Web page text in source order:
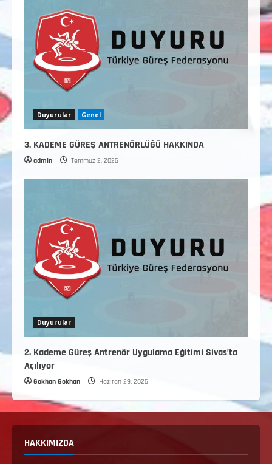
Duyurular Genel
3. KADEME GÜREŞ ANTRENÖRLÜĞÜ HAKKINDA
admin Temmuz 2, 2026
Duyurular
2. Kademe Güreş Antrenör Uygulama Eğitimi Sivas’ta
Açılıyor
Gokhan Gokhan Haziran 29, 2026
HAKKIMIZDA